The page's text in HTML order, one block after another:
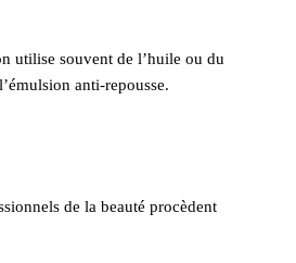
utilise souvent de l’huile ou du
anti-repousse.
de la beauté procèdent